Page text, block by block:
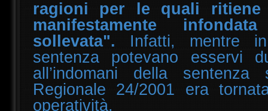
ragioni per le quali ritiene
manifestamente
sollevata".
Infatti, mentre
sentenza potevano esservi
all’indomani della
Regionale 24/2001 era
operatività.